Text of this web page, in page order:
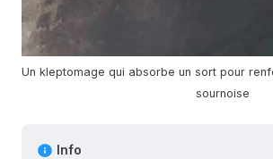
Un kleptomage qui absorbe un sort pour
sournoise
Info